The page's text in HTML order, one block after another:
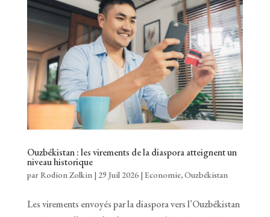
Ouzbékistan : les virements de la diaspora atteignent un
niveau historique
parRodion Zolkin | 29 Juil 2026| Economie,Ouzbékistan
Les virements envoyés par la diaspora vers l’Ouzbékistan